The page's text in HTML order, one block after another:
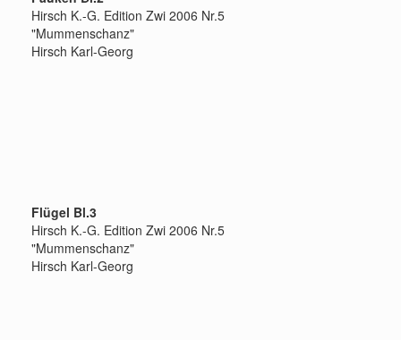
Hirsch K.-G. Edition Zwi 2006 Nr.5
"Mummenschanz"
Hirsch Karl-Georg
Flügel Bl.3
Hirsch K.-G. Edition Zwi 2006 Nr.5
"Mummenschanz"
Hirsch Karl-Georg